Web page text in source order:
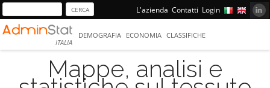
L'azienda Contatti Login
ITALIA
DEMOGRAFIA ECONOMIA CLASSIFICHE
Mappe, analisi e